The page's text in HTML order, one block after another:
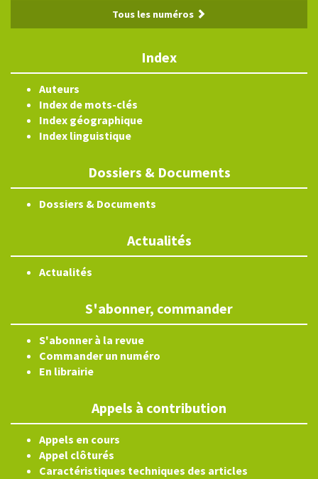
Tous les numéros
Index
Auteurs
Index de mots-clés
Index géographique
Index linguistique
Dossiers & Documents
Dossiers & Documents
Actualités
Actualités
S'abonner, commander
S'abonner à la revue
Commander un numéro
En librairie
Appels à contribution
Appels en cours
Appel clôturés
Caractéristiques techniques des articles